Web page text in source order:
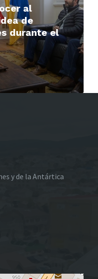
al
de
durante el
y de la Antártica